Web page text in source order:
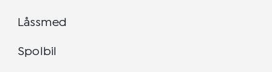
Låssmed
Spolbil